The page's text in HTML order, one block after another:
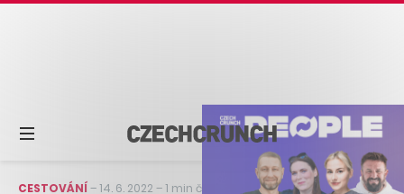
CESTOVÁNÍ–14. 6. 2022 –1 min čtení